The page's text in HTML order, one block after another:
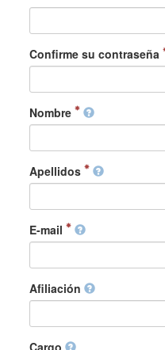
Confirme su contraseña
Nombre
Apellidos
E-mail
Afiliación
Cargo